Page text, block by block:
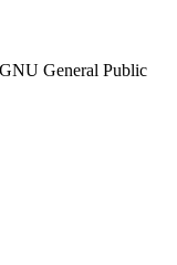
General Public